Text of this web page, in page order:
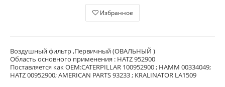
Избранное
Воздушный фильтр ,Первичный (ОВАЛЬНЫЙ )
Область основного применения : HATZ 952900
Поставляется как OEM:CATERPILLAR 100952900 ; HAMM 00334049;
HATZ 00952900; AMERICAN PARTS 93233 ; KRALINATOR LA1509